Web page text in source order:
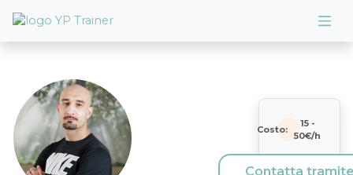
Costo:
15-
50€/h
Contatta